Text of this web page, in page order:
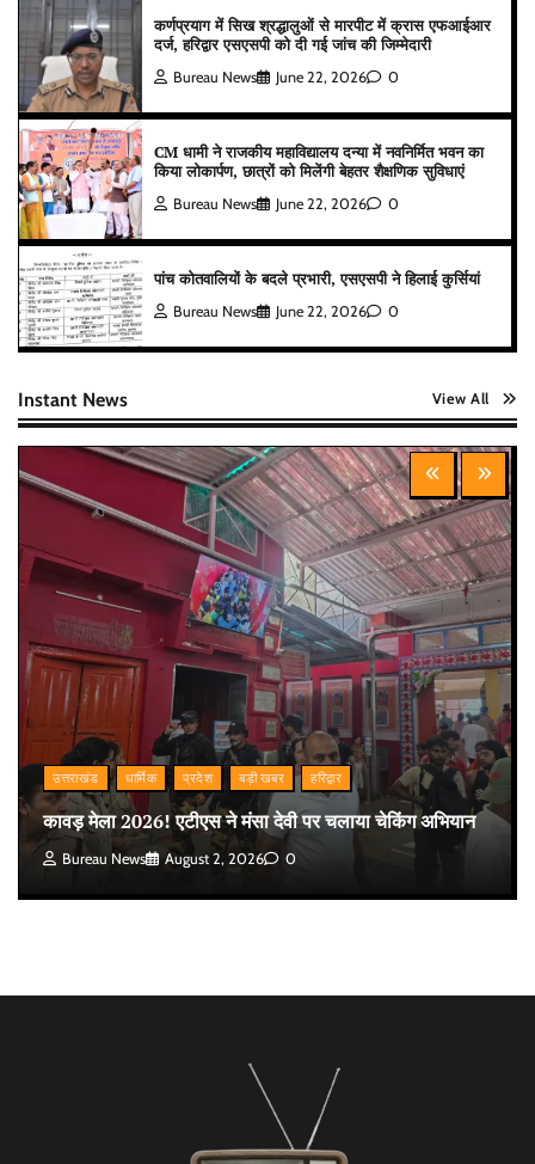
कर्णप्रयाग में सिख श्रद्धालुओं से मारपीट में क्रास एफआईआर
दर्ज, हरिद्वार एसएसपी को दी गई जांच की जिम्मेदारी
Bureau News June 22, 2026 0
CM धामी ने राजकीय महाविद्यालय दन्या में नवनिर्मित भवन का
किया लोकार्पण, छात्रों को मिलेंगी बेहतर शैक्षणिक सुविधाएं
Bureau News June 22, 2026 0
पांच कोतवालियों के बदले प्रभारी, एसएसपी ने हिलाई कुर्सियां
Bureau News June 22, 2026 0
Instant News View All
उत्तराखंड धार्मिक प्रदेश बड़ी खबर हरिद्वार
कावड़ मेला 2026! एटीएस ने मंसा देवी पर चलाया चेकिंग अभियान
Bureau News August 2, 2026 0